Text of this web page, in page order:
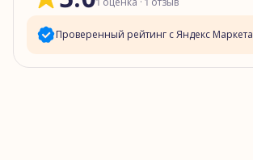
Проверенный рейтинг с Яндекс Маркета
5 звёзд